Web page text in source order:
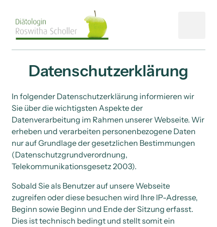
Datenschutzerklärung
In folgender Datenschutzerklärung informieren wir
Sie über die wichtigsten Aspekte der
Datenverarbeitung im Rahmen unserer Webseite. Wir
erheben und verarbeiten personenbezogene Daten
nur auf Grundlage der gesetzlichen Bestimmungen
(Datenschutzgrundverordnung,
Telekommunikationsgesetz 2003).
Sobald Sie als Benutzer auf unsere Webseite
zugreifen oder diese besuchen wird Ihre IP-Adresse,
Beginn sowie Beginn und Ende der Sitzung erfasst.
Dies ist technisch bedingt und stellt somit ein